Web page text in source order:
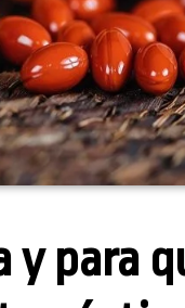
y para